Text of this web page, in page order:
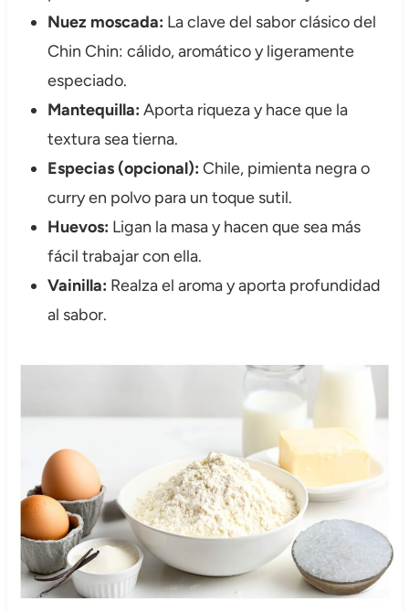
Nuez moscada: La clave del sabor clásico del
Chin Chin: cálido, aromático y ligeramente
especiado.
Mantequilla: Aporta riqueza y hace que la
textura sea tierna.
Especias (opcional): Chile, pimienta negra o
curry en polvo para un toque sutil.
Huevos: Ligan la masa y hacen que sea más
fácil trabajar con ella.
Vainilla: Realza el aroma y aporta profundidad
al sabor.